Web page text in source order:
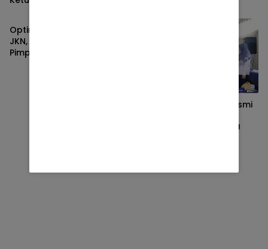
JENEPONTO
Optimalkan Kepesertaan
JKN, Pj Sekda Jeneponto
Pimpin Rakor Bersama
Pemkab Jeneponto Resmi
Perubahan SI-PAKATAU